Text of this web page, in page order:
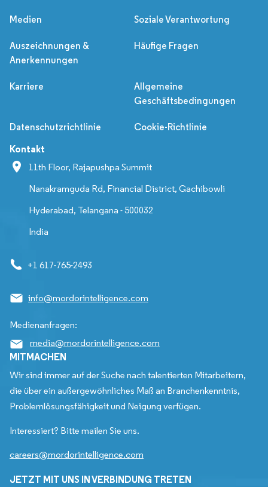
Medien Soziale Verantwortung
Auszeichnungen &
Anerkennungen
Häufige Fragen
Karriere
Allgemeine
Geschäftsbedingungen
Datenschutzrichtlinie Cookie-Richtlinie
Kontakt
11th Floor, Rajapushpa Summit
Nanakramguda Rd, Financial District, Gachibowli
Hyderabad, Telangana - 500032
India
+1 617-765-2493
info@mordorintelligence.com
Medienanfragen:
media@mordorintelligence.com
MITMACHEN
Wir sind immer auf der Suche nach talentierten Mitarbeitern,
die über ein außergewöhnliches Maß an Branchenkenntnis,
Problemlösungsfähigkeit und Neigung verfügen.
Interessiert? Bitte mailen Sie uns.
careers@mordorintelligence.com
JETZT MIT UNS IN VERBINDUNG TRETEN